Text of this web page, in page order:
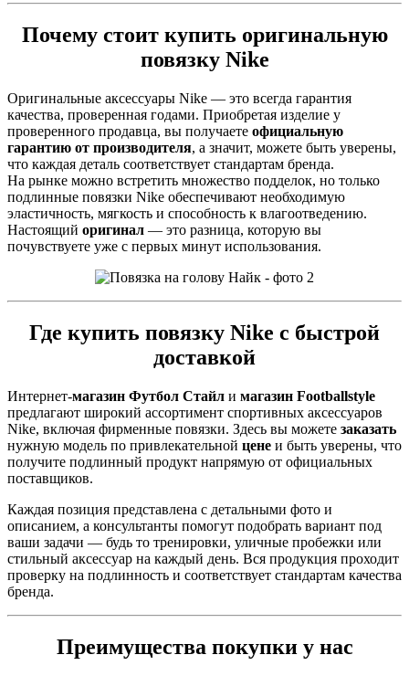
Почему стоит купить оригинальную
повязку Nike
Оригинальные аксессуары Nike — это всегда гарантия
качества, проверенная годами. Приобретая изделие у
проверенного продавца, вы получаете официальную
гарантию от производителя, а значит, можете быть уверены,
что каждая деталь соответствует стандартам бренда.
На рынке можно встретить множество подделок, но только
подлинные повязки Nike обеспечивают необходимую
эластичность, мягкость и способность к влагоотведению.
Настоящий оригинал — это разница, которую вы
почувствуете уже с первых минут использования.
Где купить повязку Nike с быстрой
доставкой
Интернет-магазин Футбол Стайл и магазин Footballstyle
предлагают широкий ассортимент спортивных аксессуаров
Nike, включая фирменные повязки. Здесь вы можете заказать
нужную модель по привлекательной цене и быть уверены, что
получите подлинный продукт напрямую от официальных
поставщиков.
Каждая позиция представлена с детальными фото и
описанием, а консультанты помогут подобрать вариант под
ваши задачи — будь то тренировки, уличные пробежки или
стильный аксессуар на каждый день. Вся продукция проходит
проверку на подлинность и соответствует стандартам качества
бренда.
Преимущества покупки у нас